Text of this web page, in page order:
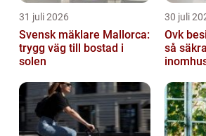
31 juli 2026
Svensk mäklare Mallorca:
trygg väg till bostad i
solen
30 juli
Ovk
så